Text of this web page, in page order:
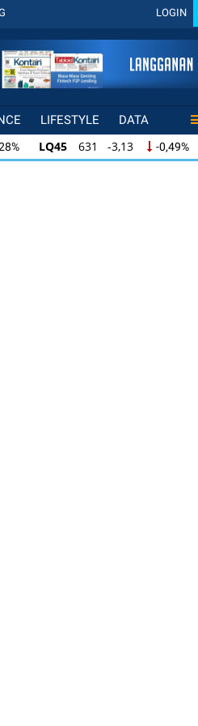
LOGIN
LIFESTYLE DATA
LQ45 631 -3,13 -0,49%
LQ45 631 -3,13 -0,49%